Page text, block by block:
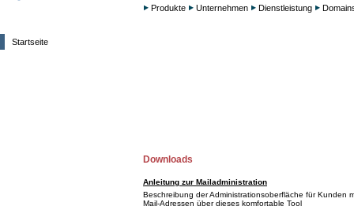
Startseite
Produkte Unternehmen Dienstleistung
Downloads
Anleitung zur Mailadministration
Beschreibung der Administrationsoberfläche für Kunden
Mail-Adressen über dieses komfortable Tool